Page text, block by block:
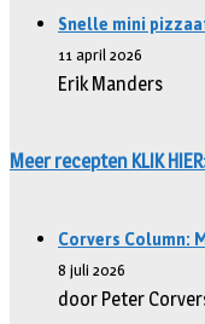
Snelle mini
11 april 2026
Erik Manders
Meer recepten KLIK
Corvers Column:
8 juli 2026
door Peter